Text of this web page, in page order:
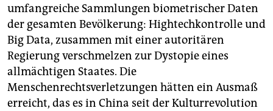
umfangreiche Sammlungen biometrischer Daten
der gesamten Bevölkerung: Hightechkontrolle und
Big Data, zusammen mit einer autoritären
Regierung verschmelzen zur Dystopie eines
allmächtigen Staates. Die
Menschenrechtsverletzungen hätten ein Ausmaß
erreicht, das es in China seit der Kulturrevolution